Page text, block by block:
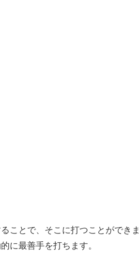
ことで、そこに打つことができま
に最善手を打ちます。